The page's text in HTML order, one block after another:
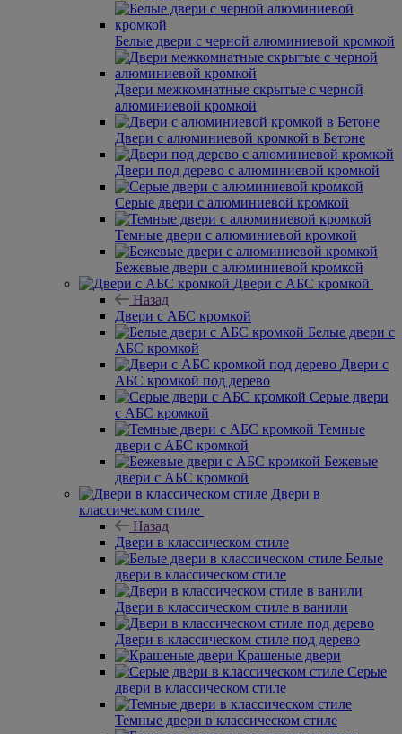
Белые двери с черной алюминиевой кромкой
Двери межкомнатные скрытые с черной
алюминиевой кромкой
Двери с алюминиевой кромкой в Бетоне
Двери под дерево с алюминиевой кромкой
Серые двери с алюминиевой кромкой
Темные двери с алюминиевой кромкой
Бежевые двери с алюминиевой кромкой
Двери с АБС кромкой
Назад
Двери с АБС кромкой
Белые двери с
АБС кромкой
Двери с
АБС кромкой под дерево
Серые двери
с АБС кромкой
Темные
двери с АБС кромкой
Бежевые
двери с АБС кромкой
Двери в
классическом стиле
Назад
Двери в классическом стиле
Белые
двери в классическом стиле
Двери в классическом стиле в ванили
Двери в классическом стиле под дерево
Крашеные двери
Серые
двери в классическом стиле
Темные двери в классическом стиле